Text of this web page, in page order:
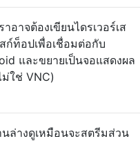
าอาจต้องเขียนไดรเวอร์เส
ก์ท็อปเพื่อเชื่อมต่อกับ
และขยายเป็นจอแสดงผล
ใช่ VNC)
ล่างดูเหมือนจะสตรีมส่วน